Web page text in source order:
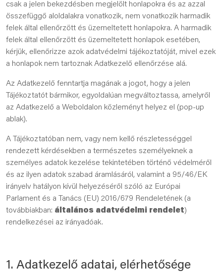
csak a jelen bekezdésben megjelölt honlapokra és az azzal
összefüggő aloldalakra vonatkozik, nem vonatkozik harmadik
felek által ellenőrzött és üzemeltetett honlapokra. A harmadik
felek által ellenőrzött és üzemeltetett honlapok esetében,
kérjük, ellenőrizze azok adatvédelmi tájékoztatóját, mivel ezek
a honlapok nem tartoznak Adatkezelő ellenőrzése alá.
Az Adatkezelő fenntartja magának a jogot, hogy a jelen
Tájékoztatót bármikor, egyoldalúan megváltoztassa, amelyről
az Adatkezelő a Weboldalon közleményt helyez el (pop-up
ablak).
A Tájékoztatóban nem, vagy nem kellő részletességgel
rendezett kérdésekben a természetes személyeknek a
személyes adatok kezelése tekintetében történő védelméről
és az ilyen adatok szabad áramlásáról, valamint a 95/46/EK
irányelv hatályon kívül helyezéséről szóló az Európai
Parlament és a Tanács (EU) 2016/679 Rendeletének (a
továbbiakban: általános adatvédelmi rendelet)
rendelkezései az irányadóak.
1. Adatkezelő adatai, elérhetősége